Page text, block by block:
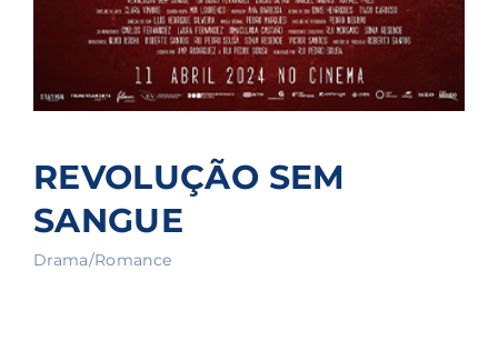
REVOLUÇÃO SEM
SANGUE
Drama/Romance